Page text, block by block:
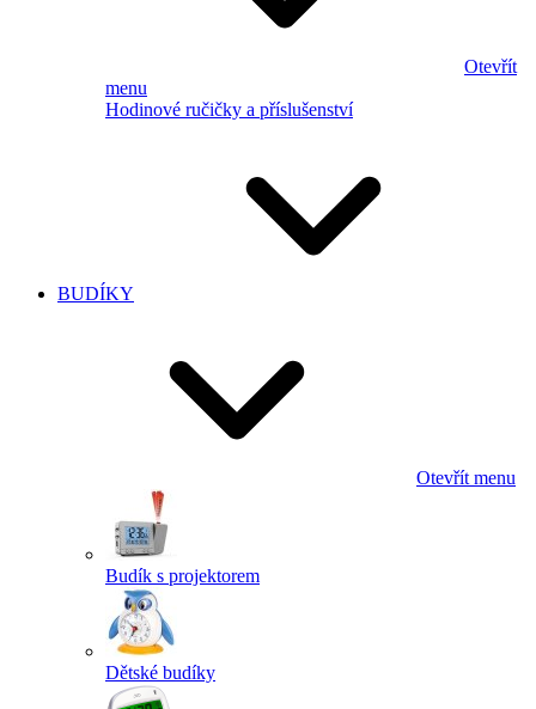
Otevřít
menu
Hodinové ručičky a příslušenství
BUDÍKY
Otevřít menu
Budík s projektorem
Dětské budíky